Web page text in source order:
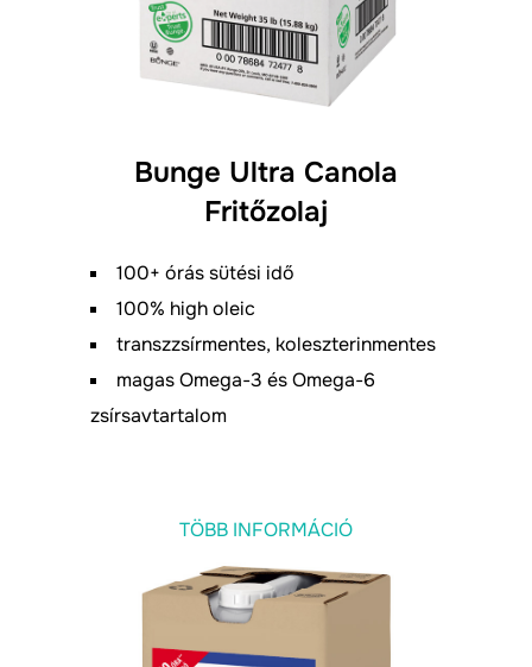
Bunge Ultra Canola
Fritőzolaj
100+ órás sütési idő
100% high oleic
transzzsírmentes, koleszterinmentes
magas Omega-3 és Omega-6
zsírsavtartalom
TÖBB INFORMÁCIÓ